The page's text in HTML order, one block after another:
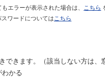
エラーが表示された場合は、 こちら
ワードについては こちら
できます。（該当しない方は、
かる